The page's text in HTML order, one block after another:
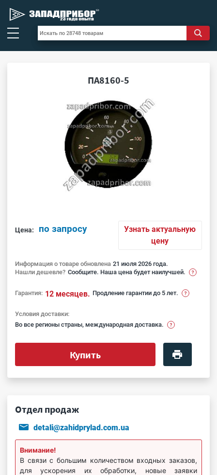
ПА8160-5
Цена: по запросу
Узнать актуальную
цену
Информация о товаре обновлена 21 июля 2026 года.
Нашли дешевле? Сообщите. Наша цена будет наилучшей.
Гарантия: 12 месяцев. Продление гарантии до 5 лет.
Условия доставки:
Во все регионы страны, международная доставка.
Купить
Отдел продаж
detali@zahidprylad.com.ua
Внимание!
В связи с большим количеством входных заказов,
для ускорения их обработки, новые заявки